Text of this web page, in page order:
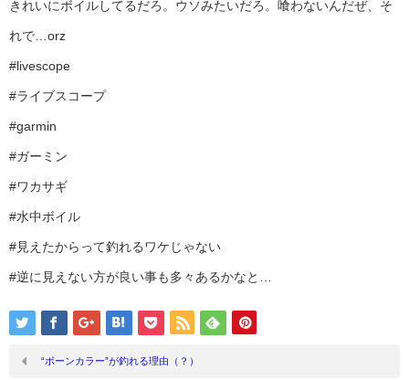
きれいにボイルしてるだろ。ウソみたいだろ。喰わないんだぜ、そ
れで…orz
#livescope
#ライブスコープ
#garmin
#ガーミン
#ワカサギ
#水中ボイル
#見えたからって釣れるワケじゃない
#逆に見えない方が良い事も多々あるかなと…
“ボーンカラー”が釣れる理由（？）